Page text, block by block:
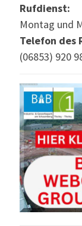
Rufdienst:
Montag und
Telefon des
(06853) 920